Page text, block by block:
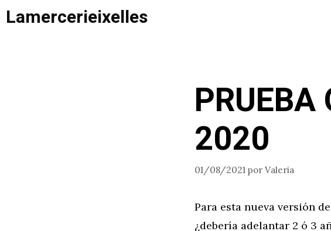
Saltar
alLamercerieixelles
PRUEBA
2020
01/08/2021 por Valeria
Para esta nueva versión
¿debería adelantar 2 ó 3